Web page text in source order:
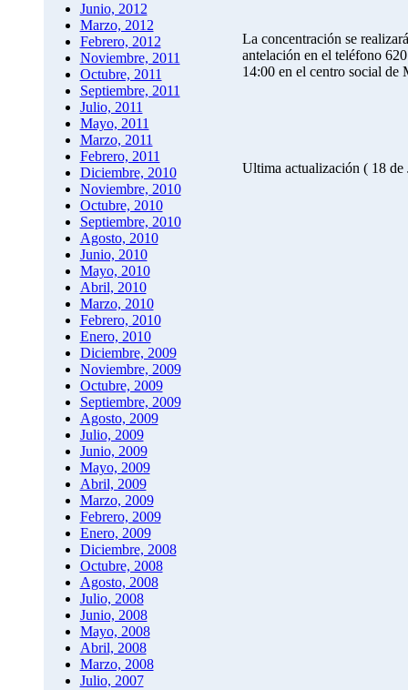
Junio, 2012
Marzo, 2012
Febrero, 2012
Noviembre, 2011
Octubre, 2011
Septiembre, 2011
Julio, 2011
Mayo, 2011
Marzo, 2011
Febrero, 2011
Diciembre, 2010
Noviembre, 2010
Octubre, 2010
Septiembre, 2010
Agosto, 2010
Junio, 2010
Mayo, 2010
Abril, 2010
Marzo, 2010
Febrero, 2010
Enero, 2010
Diciembre, 2009
Noviembre, 2009
Octubre, 2009
Septiembre, 2009
Agosto, 2009
Julio, 2009
Junio, 2009
Mayo, 2009
Abril, 2009
Marzo, 2009
Febrero, 2009
Enero, 2009
Diciembre, 2008
Octubre, 2008
Agosto, 2008
Julio, 2008
Junio, 2008
Mayo, 2008
Abril, 2008
Marzo, 2008
Julio, 2007
La concentración se
antelación en el teléfono
14:00 en el centro social
Ultima actualización ( 18 de